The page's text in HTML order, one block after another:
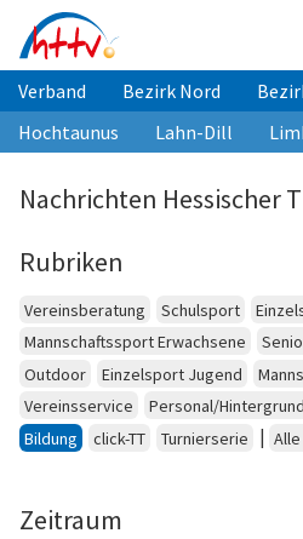
Inhalt
springen
Verband Bezirk Nord
Hochtaunus
Lahn-Dill
Nachrichten Hessischer
Rubriken
Vereinsberatung Schulsport
Mannschaftssport Erwachsene
Outdoor
Einzelsport Jugend
Vereinsservice
Personal/Hintergrund
Bildung
click-TT Turnierserie |
Zeitraum